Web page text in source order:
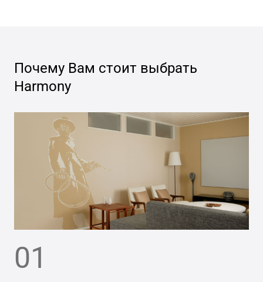
Почему Вам стоит выбрать
Harmony
01